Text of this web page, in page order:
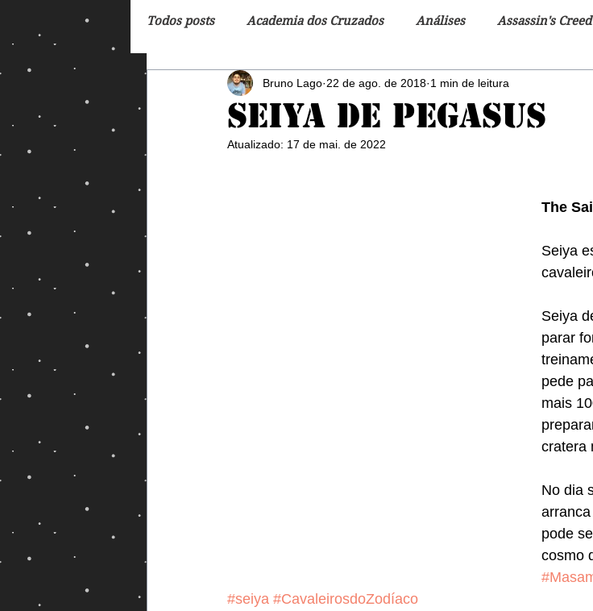
Todos posts Academia dos Cruzados Análises Assassin's Creed
Breaking Bad Cartoon Ciclo da Herança Crônicas de Gelo
DC Comics De Volta para o Futuro
Fox
Jogos
Seiya de Pegasus
Bruno Lago 22 de ago. de 2018 1 min de leitura
Atualizado: 17 de mai. de 2022
The
Seiya
Seiya
parar
pede
mais
cratera
No dia
pode
cosmo
#seiya #CavaleirosdoZodíaco